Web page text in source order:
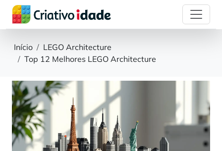
Início
LEGO Architecture
Top 12 Melhores LEGO Architecture